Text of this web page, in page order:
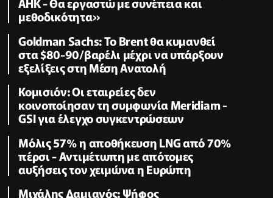
μεθοδικότητα»
Goldman Sachs: Το Brent θα κυμανθεί
στα $80-90/βαρέλι μέχρι να υπάρξουν
εξελίξεις στη Μέση Ανατολή
Κομισιόν: Οι εταιρείες δεν
κοινοποίησαν τη συμφωνία Meridiam -
GSI για έλεγχο συγκεντρώσεων
Μόλις 57% η αποθήκευση LNG από 70%
πέρσι - Αντιμέτωπη με απότομες
αυξήσεις τον χειμώνα η Ευρώπη
Μιχάλης Δαμιανός: Ψήφος